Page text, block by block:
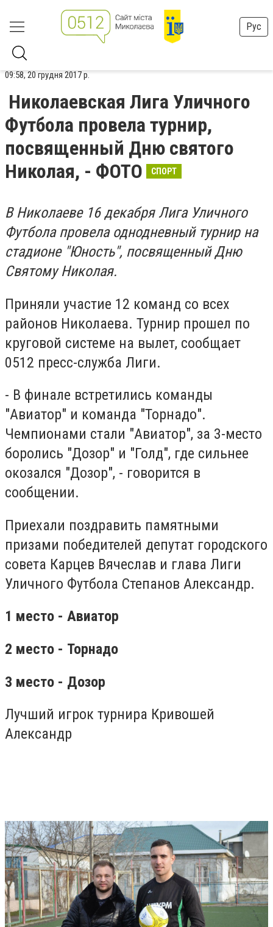
Рус
09:58, 20 грудня 2017 р.
Николаевская Лига Уличного
Футбола провела турнир,
посвященный Дню святого
Николая, - ФОТО
СПОРТ
В Николаеве 16 декабря Лига Уличного
Футбола провела однодневный турнир на
стадионе "Юность", посвященный Дню
Святому Николая.
Приняли участие 12 команд со всех
районов Николаева. Турнир прошел по
круговой системе на вылет, сообщает
0512 пресс-служба Лиги.
- В финале встретились команды
"Авиатор" и команда "Торнадо".
Чемпионами стали "Авиатор", за 3-место
боролись "Дозор" и "Голд", где сильнее
окозался "Дозор", - говорится в
сообщении.
Приехали поздравить памятными
призами победителей депутат городского
совета Карцев Вячеслав и глава Лиги
Уличного Футбола Степанов Александр.
1 место - Авиатор
2 место - Торнадо
3 место - Дозор
Лучший игрок турнира Кривошей
Александр